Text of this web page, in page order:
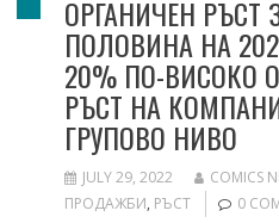
ОРГАНИЧЕН РЪСТ
ПОЛОВИНА НА
20% ПО-ВИСОКО
РЪСТ НА
ГРУПОВО НИВО
JULY 29, 2022 COMICS
ПРОДАЖБИ, РЪСТ 0